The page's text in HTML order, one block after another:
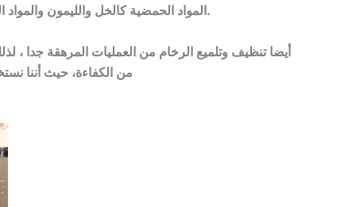
المواد الحمضية كالخل والليمون والمواد المنظفة القوية كالفلاش والهايبكس وغيرها تعمل على خدش الرخام وعمل حفر به، لذلك يحظر استخدامها.
أيضا تنظيف وتلميع الرخام من العمليات المرهقة جدا ،
من الكفاءة، حيث أننا